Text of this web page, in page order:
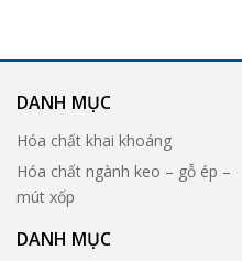
DANH MỤC
Hóa chất khai khoáng
Hóa chất ngành keo – gỗ ép –
mút xốp
DANH MỤC